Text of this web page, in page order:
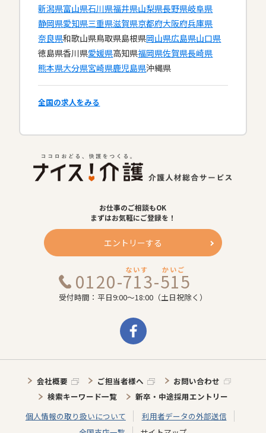
新潟県富山県石川県福井県山梨県長野県岐阜県
静岡県愛知県三重県滋賀県京都府大阪府兵庫県
奈良県和歌山県鳥取県島根県岡山県広島県山口県
徳島県香川県愛媛県高知県福岡県佐賀県長崎県
熊本県大分県宮崎県鹿児島県沖縄県
全国の求人をみる
お仕事のご相談もOK
まずはお気軽にご登録を！
エントリーする
0120-713-515
ないす かいご
受付時間：平日9:00～18:00（土日祝除く）
会社概要 ご担当者様へ
お問い合わせ
検索キーワード一覧
新卒・中途採用エントリー
個人情報の取り扱いについて
利用者データの外部送信